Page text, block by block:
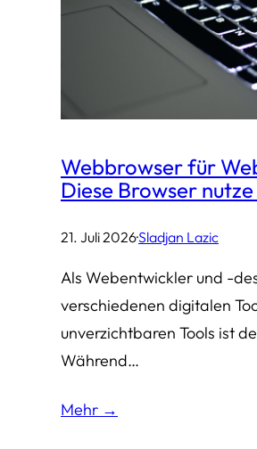
Webbrowser für
Diese Browser
21. Juli 2026·Sladjan Lazic
Als Webentwickler und -
verschiedenen digitalen
unverzichtbaren Tools ist
Während…
Mehr →